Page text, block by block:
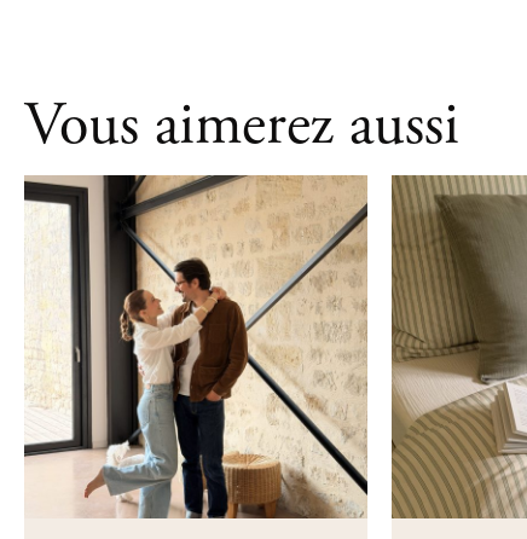
Vous aimerez aussi
, ,